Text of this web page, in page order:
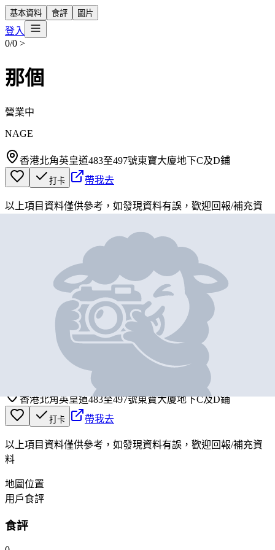
基本資料 食評 圖片
登入
0/0 >
那個
營業中
NAGE
香港北角英皇道483至497號東寶大廈地下C及D鋪
打卡 帶我去
以上項目資料僅供參考，如發現資料有誤，歡迎回報/補充資
香港北角英皇道483至497號東寶大廈地下C及D鋪
打卡 帶我去
以上項目資料僅供參考，如發現資料有誤，歡迎回報/補充資
料
地圖位置
用戶食評
食評